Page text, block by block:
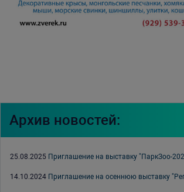
Архив новостей:
25.08.2025 Приглашение на выставку "ПаркЗоо-
14.10.2024 Приглашение на осеннюю выставку